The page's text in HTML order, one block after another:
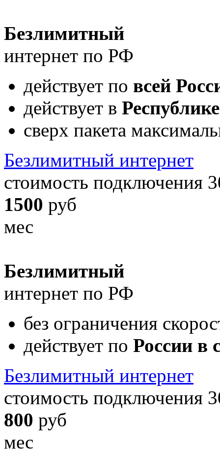
Безлимитный
интернет по РФ
действует по всей
действует в
сверх пакета
Безлимитный интернет
стоимость подключения
1500 руб
мес
Безлимитный
интернет по РФ
без ограничения
действует по России в
Безлимитный интернет
стоимость подключения
800 руб
мес